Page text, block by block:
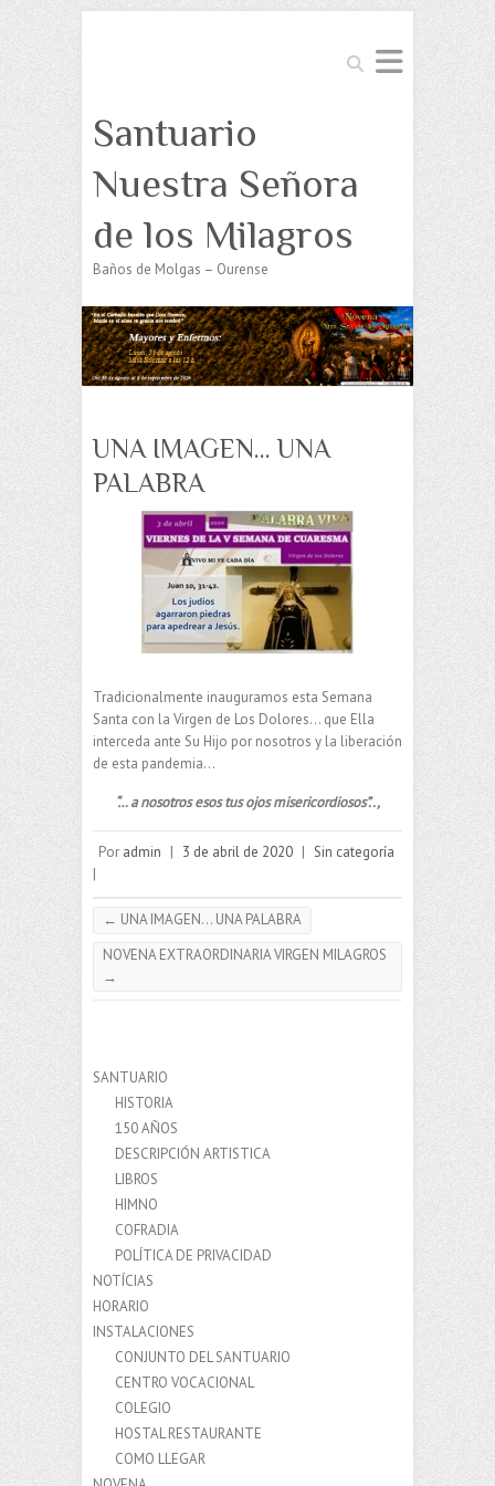
Buscar
Santuario
Nuestra Señora
de los Milagros
Baños de Molgas – Ourense
UNA IMAGEN… UNA
PALABRA
Tradicionalmente inauguramos esta Semana
Santa con la Virgen de Los Dolores… que Ella
interceda ante Su Hijo por nosotros y la liberación
de esta pandemia…
“… a nosotros esos tus ojos misericordiosos”..,
Por admin | 3 de abril de 2020 | Sin categoría
|
← UNA IMAGEN… UNA PALABRA
NOVENA EXTRAORDINARIA VIRGEN MILAGROS
→
SANTUARIO
HISTORIA
150 AÑOS
DESCRIPCIÓN ARTISTICA
LIBROS
HIMNO
COFRADIA
POLÍTICA DE PRIVACIDAD
NOTÍCIAS
HORARIO
INSTALACIONES
CONJUNTO DEL SANTUARIO
CENTRO VOCACIONAL
COLEGIO
HOSTAL RESTAURANTE
COMO LLEGAR